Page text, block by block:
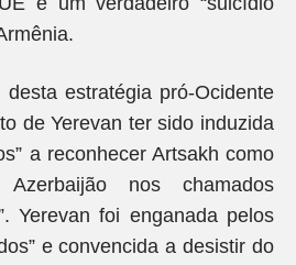
estratégia pró-Ocidente
de Yerevan ter sido induzida
a reconhecer Artsakh como
nos chamados
Yerevan foi enganada pelos
e convencida a desistir do